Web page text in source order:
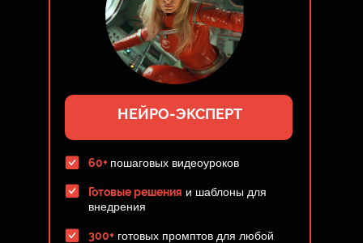
НЕЙРО-ЭКСПЕРТ
60+ пошаговых видеоуроков
Готовые решения и шаблоны для
внедрения
300+ готовых промптов для любой